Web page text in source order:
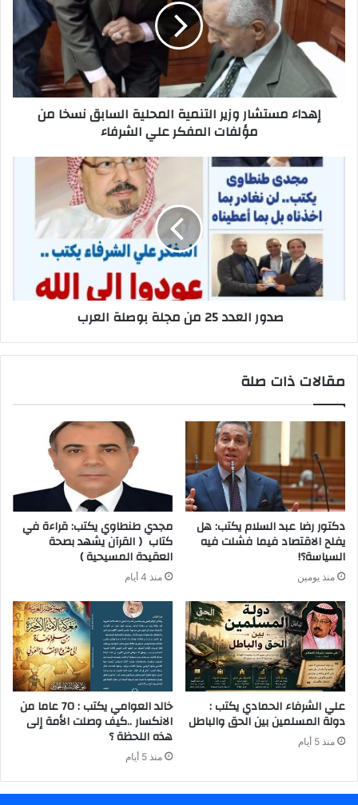
إهداء مستشار وزير التنمية المحلية السابق نسخا من
مؤلفات المفكر علي الشرفاء
صدور العدد 25 من مجلة بوصلة العرب
مقالات ذات صلة
دكتور رضا عبد السلام يكتب: هل
يفلح الاقتصاد فيما فشلت فيه
السياسة؟!
منذ يومين
مجدي طنطاوي يكتب: قراءة في
كتاب ( القرآن يشهد بصحة
العقيدة المسيحية )
منذ 4 أيام
علي الشرفاء الحمادي يكتب :
دولة المسلمين بين الحق والباطل
منذ 5 أيام
خالد العوامي يكتب : 70 عاما من
الانكسار ..كيف وصلت الأمة إلى
هذه اللحظة ؟
منذ 5 أيام